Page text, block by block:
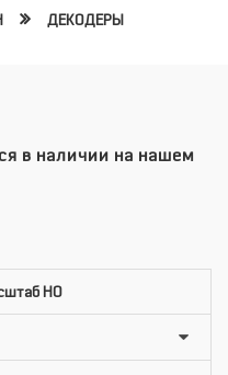
ДЕКОДЕРЫ
в наличии на нашем
HO